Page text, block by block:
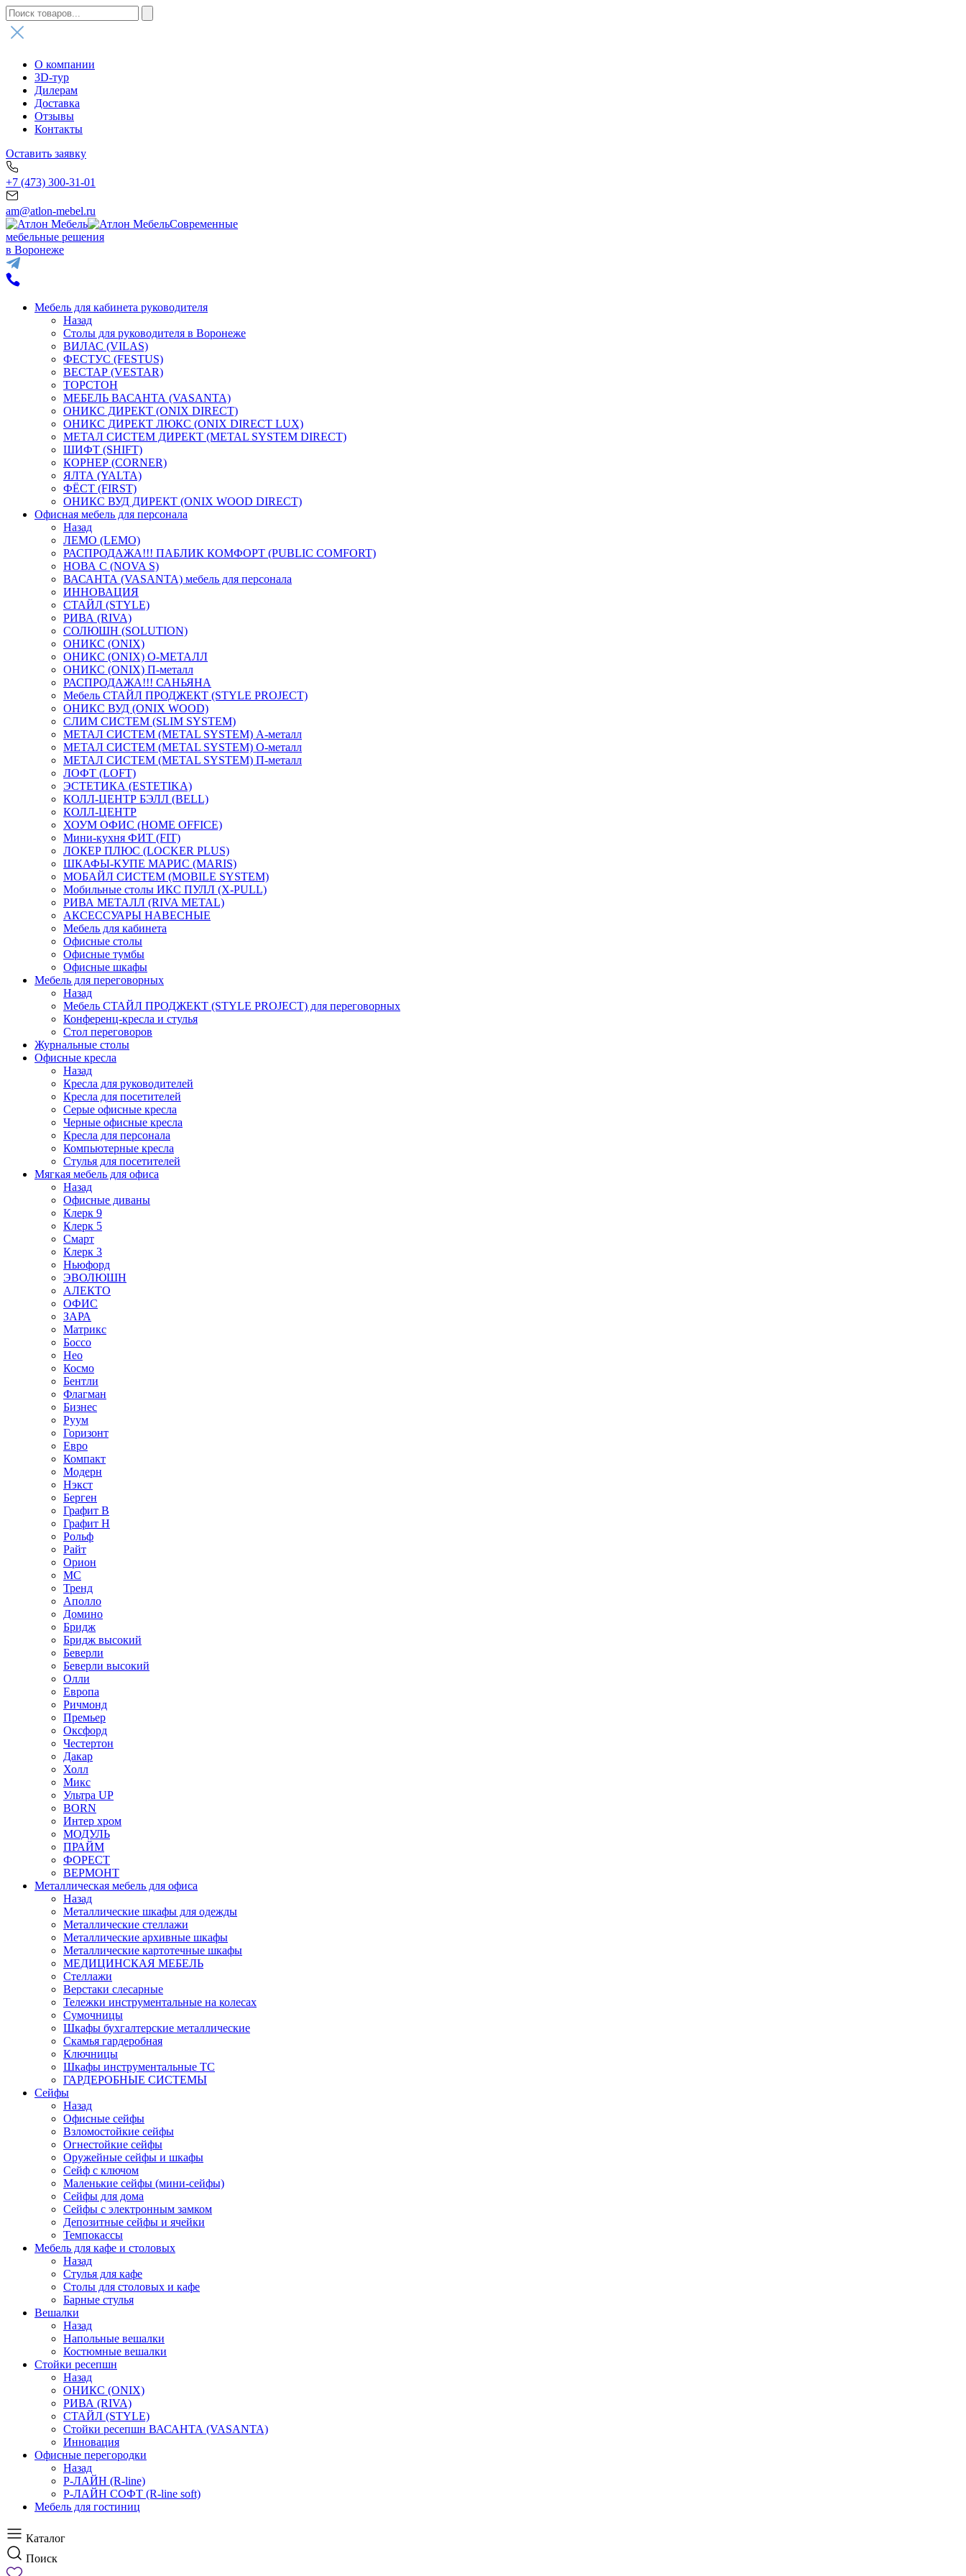
О компании
3D-тур
Дилерам
Доставка
Отзывы
Контакты
Оставить заявку
+7 (473) 300-31-01
am@atlon-mebel.ru
Современные
мебельные решения
в Воронеже
Мебель для кабинета руководителя
Назад
Столы для руководителя в Воронеже
ВИЛАС (VILAS)
ФЕСТУС (FESTUS)
ВЕСТАР (VESTAR)
ТОРСТОН
МЕБЕЛЬ ВАСАНТА (VASANTA)
ОНИКС ДИРЕКТ (ONIX DIRECT)
ОНИКС ДИРЕКТ ЛЮКС (ONIX DIRECT LUX)
МЕТАЛ СИСТЕМ ДИРЕКТ (METAL SYSTEM DIRECT)
ШИФТ (SHIFT)
КОРНЕР (CORNER)
ЯЛТА (YALTA)
ФЁСТ (FIRST)
ОНИКС ВУД ДИРЕКТ (ONIX WOOD DIRECT)
Офисная мебель для персонала
Назад
ЛЕМО (LEMO)
РАСПРОДАЖА!!! ПАБЛИК КОМФОРТ (PUBLIC COMFORT)
НОВА С (NOVA S)
ВАСАНТА (VASANTA) мебель для персонала
ИННОВАЦИЯ
СТАЙЛ (STYLE)
РИВА (RIVA)
СОЛЮШН (SOLUTION)
ОНИКС (ONIX)
ОНИКС (ONIX) O-МЕТАЛЛ
ОНИКС (ONIX) П-металл
РАСПРОДАЖА!!! САНЬЯНА
Мебель СТАЙЛ ПРОДЖЕКТ (STYLE PROJECT)
ОНИКС ВУД (ONIX WOOD)
СЛИМ СИСТЕМ (SLIM SYSTEM)
МЕТАЛ СИСТЕМ (METAL SYSTEM) А-металл
МЕТАЛ СИСТЕМ (METAL SYSTEM) О-металл
МЕТАЛ СИСТЕМ (METAL SYSTEM) П-металл
ЛОФТ (LOFT)
ЭСТЕТИКА (ESTETIKA)
КОЛЛ-ЦЕНТР БЭЛЛ (BELL)
КОЛЛ-ЦЕНТР
ХОУМ ОФИС (HOME OFFICE)
Мини-кухня ФИТ (FIT)
ЛОКЕР ПЛЮС (LOCKER PLUS)
ШКАФЫ-КУПЕ МАРИС (MARIS)
МОБАЙЛ СИСТЕМ (MOBILE SYSTEM)
Мобильные столы ИКС ПУЛЛ (X-PULL)
РИВА МЕТАЛЛ (RIVA METAL)
АКСЕССУАРЫ НАВЕСНЫЕ
Мебель для кабинета
Офисные столы
Офисные тумбы
Офисные шкафы
Мебель для переговорных
Назад
Мебель СТАЙЛ ПРОДЖЕКТ (STYLE PROJECT) для переговорных
Конференц-кресла и стулья
Стол переговоров
Журнальные столы
Офисные кресла
Назад
Кресла для руководителей
Кресла для посетителей
Серые офисные кресла
Черные офисные кресла
Кресла для персонала
Компьютерные кресла
Стулья для посетителей
Мягкая мебель для офиса
Назад
Офисные диваны
Клерк 9
Клерк 5
Смарт
Клерк 3
Ньюфорд
ЭВОЛЮШН
АЛЕКТО
ОФИС
ЗАРА
Матрикс
Боссо
Нео
Космо
Бентли
Флагман
Бизнес
Руум
Горизонт
Евро
Компакт
Модерн
Нэкст
Берген
Графит В
Графит Н
Рольф
Райт
Орион
МС
Тренд
Аполло
Домино
Бридж
Бридж высокий
Беверли
Беверли высокий
Олли
Европа
Ричмонд
Премьер
Оксфорд
Честертон
Дакар
Холл
Микс
Ультра UP
BORN
Интер хром
МОДУЛЬ
ПРАЙМ
ФОРЕСТ
ВЕРМОНТ
Металлическая мебель для офиса
Назад
Металлические шкафы для одежды
Металлические стеллажи
Металлические архивные шкафы
Металлические картотечные шкафы
МЕДИЦИНСКАЯ МЕБЕЛЬ
Стеллажи
Верстаки слесарные
Тележки инструментальные на колесах
Сумочницы
Шкафы бухгалтерские металлические
Скамья гардеробная
Ключницы
Шкафы инструментальные ТС
ГАРДЕРОБНЫЕ СИСТЕМЫ
Сейфы
Назад
Офисные сейфы
Взломостойкие сейфы
Огнестойкие сейфы
Оружейные сейфы и шкафы
Сейф с ключом
Маленькие сейфы (мини-сейфы)
Сейфы для дома
Сейфы с электронным замком
Депозитные сейфы и ячейки
Темпокассы
Мебель для кафе и столовых
Назад
Стулья для кафе
Столы для столовых и кафе
Барные стулья
Вешалки
Назад
Напольные вешалки
Костюмные вешалки
Стойки ресепшн
Назад
ОНИКС (ONIX)
РИВА (RIVA)
СТАЙЛ (STYLE)
Стойки ресепшн ВАСАНТА (VASANTA)
Инновация
Офисные перегородки
Назад
Р-ЛАЙН (R-line)
Р-ЛАЙН СОФТ (R-line soft)
Мебель для гостиниц
Каталог
Поиск